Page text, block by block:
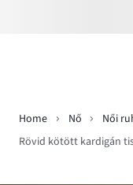
Home Nő Női
Rövid kötött kardigán